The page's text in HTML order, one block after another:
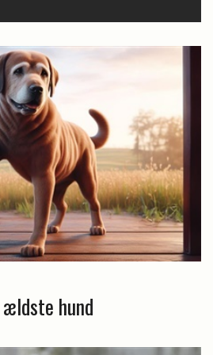
hund